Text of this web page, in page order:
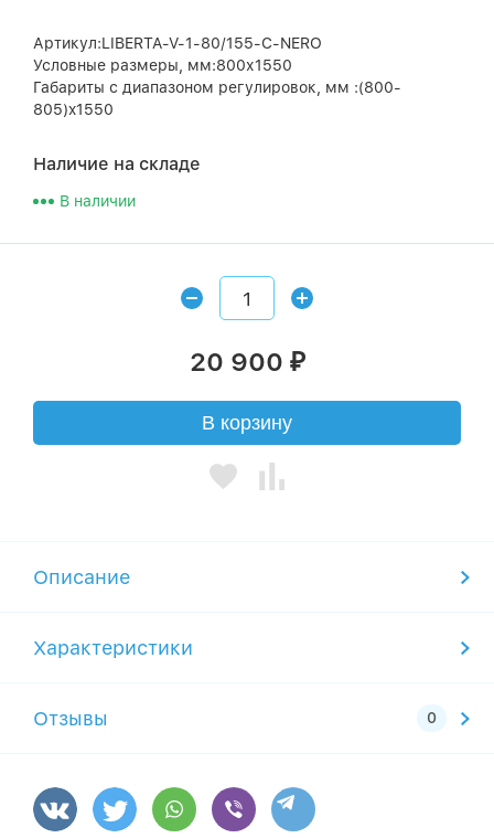
Артикул:LIBERTA-V-1-80/155-C-NERO
Условные размеры, мм:800х1550
Габариты с диапазоном регулировок, мм :(800-
805)x1550
Наличие на складе
В наличии
20 900 ₽
В корзину
Описание
Характеристики
Отзывы